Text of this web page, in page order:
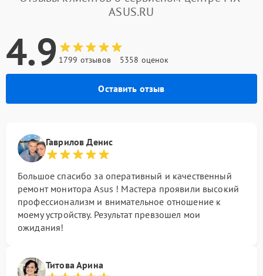
ASUS.RU
4.9 1799 отзывов 5358 оценок
Оставить отзыв
Гаврилов Денис
Большое спасибо за оперативный и качественный
ремонт монитора Asus ! Мастера проявили высокий
профессионализм и внимательное отношение к
моему устройству. Результат превзошел мои
ожидания!
Титова Арина